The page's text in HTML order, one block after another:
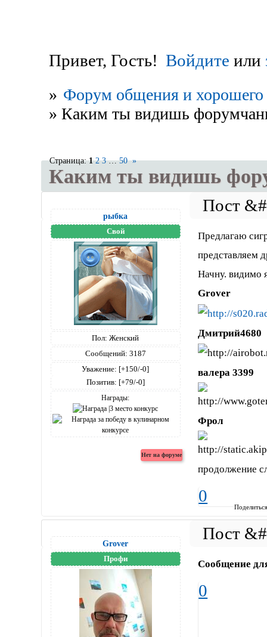
Привет, Гость! Войдите или
» Форум общения и хорошего
» Каким ты видишь
Каким ты видишь
Страница:1 2 3 … 50 »
рыбка
Свой
Пол: Женский
Сообщений: 3187
Уважение: [+150/-0]
Позитив: [+79/-0]
Награды:
Предлагаю
представляем
Начну. видимо
Grover
Дмитрий4680
валера 3399
Фрол
продолжение
0
Grover
Профи Сообщение
0